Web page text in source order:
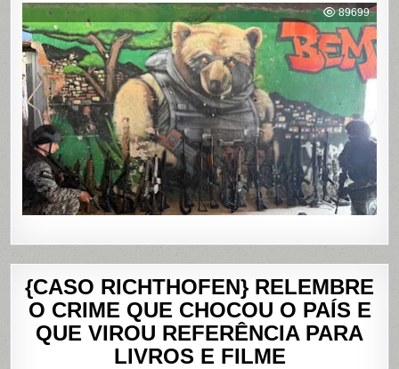
POLICIAL
DEIXA
121
MORTOS
NOS
DO
ALEMÃO
PENHA,
NO
RIO
89699
{CASO RICHTHOFEN} RELEMBRE
O CRIME QUE CHOCOU O PAÍS E
QUE VIROU REFERÊNCIA PARA
LIVROS E FILME